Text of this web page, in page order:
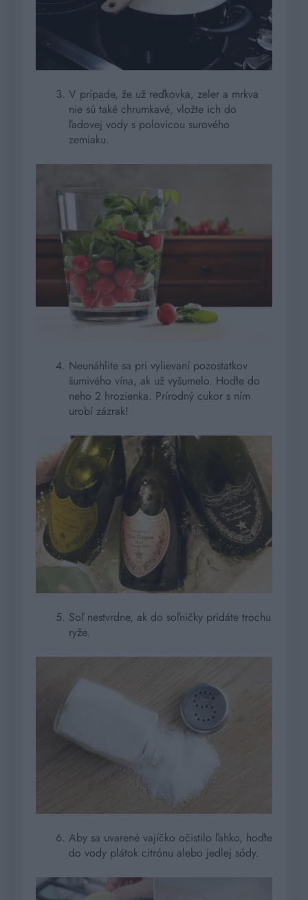
V prípade, že už reďkovka, zeler a mrkva
nie sú také chrumkavé, vložte ich do
ľadovej vody s polovicou surového
zemiaku.
Neunáhlite sa pri vylievaní pozostatkov
šumivého vína, ak už vyšumelo. Hoďte do
neho 2 hrozienka. Prírodný cukor s ním
urobí zázrak!
Soľ nestvrdne, ak do soľničky pridáte trochu
ryže.
Aby sa uvarené vajíčko očistilo ľahko, hoďte
do vody plátok citrónu alebo jedlej sódy.